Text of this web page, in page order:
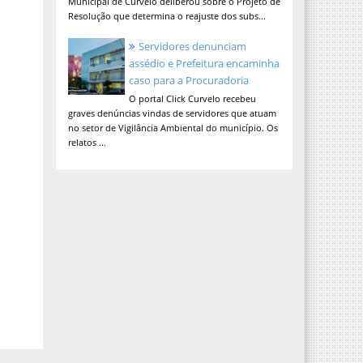
Resolução que determina o reajuste dos subs...
Servidores denunciam
assédio e Prefeitura encaminha
caso para a Procuradoria
O portal Click Curvelo recebeu
graves denúncias vindas de servidores que atuam
no setor de Vigilância Ambiental do município. Os
relatos ...